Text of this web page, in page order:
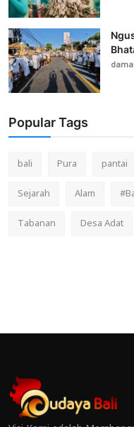
Popular Tags
bali Pura pantai
Sejarah
Alam
Tabanan
Desa Adat